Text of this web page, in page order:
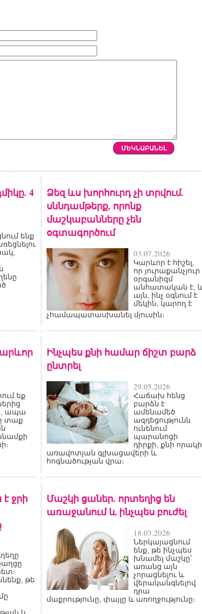
4
ենք
Ձեզ ևս խորհուրդ չի տրվում.
սննդամթերք, որոնք
մաշկաբանները չեն
օգտագործում
03.07.2026
Կարևոր է հիշել,
որ յուրաքանչյուր
օրգանիզմ
անհատական է, և
այն, ինչ օգնում է
մեկին, կարող է
չհամապատասխանել մյուսին։
եք
ապա
տաք
Ինչպես քնի համար ճիշտ բարձ
ընտրել
29.05.2026
Հաճախ հենց
բարձն է
ամենամեծ
ազդեցությունն
ունենում
պարանոցի
դիրքի, քնի որակի,
առավոտյան գլխացավերի և
հոգնածության վրա։
ջրի
թե
Մաշկի ցաներ. որտեղից են
առաջանում և ինչպես բուժել
18.03.2026
Ներկայացնում
ենք, թե ինչպես
խնամել մաշկը՝
առանց այն
չորացնելու և
վերականգնելով
դրա
մաքրությունը, փայլը և առողջությունը։